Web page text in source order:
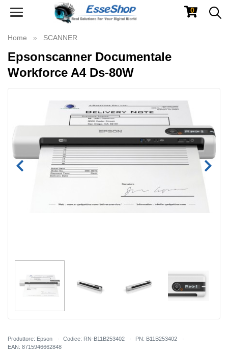
Toggle
0
Home SCANNER
Epsonscanner Documentale
Workforce A4 Ds-80W
Produttore: Epson Codice: RN-B11B253402
PN: B11B253402
EAN: 8715946662848